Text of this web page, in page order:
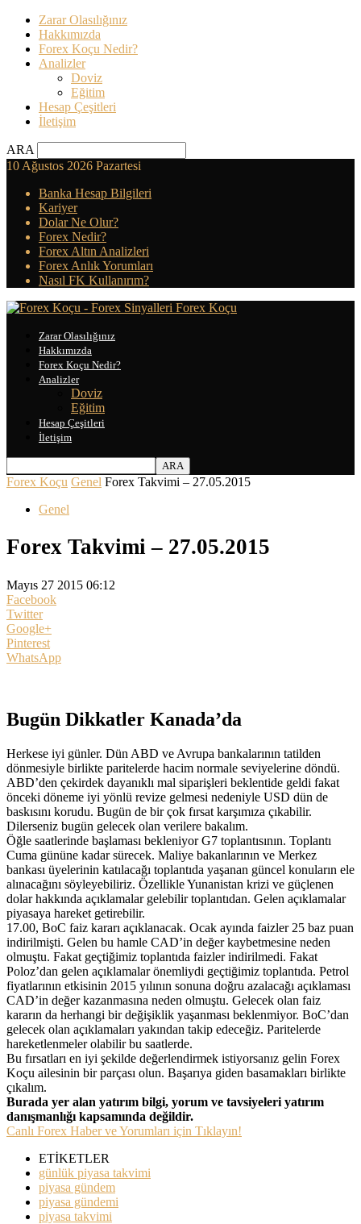
Zarar Olasılığınız
Hakkımızda
Forex Koçu Nedir?
Analizler
Doviz
Eğitim
Hesap Çeşitleri
İletişim
ARA
10 Ağustos 2026 Pazartesi
Banka Hesap Bilgileri
Kariyer
Dolar Ne Olur?
Forex Nedir?
Forex Altın Analizleri
Forex Anlık Yorumları
Nasıl FK Kullanırım?
Forex Koçu
Zarar Olasılığınız
Hakkımızda
Forex Koçu Nedir?
Analizler
Doviz
Eğitim
Hesap Çeşitleri
İletişim
Forex Koçu Genel Forex Takvimi – 27.05.2015
Genel
Forex Takvimi – 27.05.2015
Mayıs 27 2015 06:12
Facebook
Twitter
Google+
Pinterest
WhatsApp
Bugün Dikkatler Kanada’da
Herkese iyi günler. Dün ABD ve Avrupa bankalarının tatilden
dönmesiyle birlikte paritelerde hacim normale seviyelerine döndü.
ABD’den çekirdek dayanıklı mal siparişleri beklentide geldi fakat
önceki döneme iyi yönlü revize gelmesi nedeniyle USD dün de
baskısını korudu. Bugün de bir çok fırsat karşımıza çıkabilir.
Dilerseniz bugün gelecek olan verilere bakalım.
Öğle saatlerinde başlaması bekleniyor G7 toplantısının. Toplantı
Cuma gününe kadar sürecek. Maliye bakanlarının ve Merkez
bankası üyelerinin katılacağı toplantıda yaşanan güncel konuların ele
alınacağını söyleyebiliriz. Özellikle Yunanistan krizi ve güçlenen
dolar hakkında açıklamalar gelebilir toplantıdan. Gelen açıklamalar
piyasaya hareket getirebilir.
17.00, BoC faiz kararı açıklanacak. Ocak ayında faizler 25 baz puan
indirilmişti. Gelen bu hamle CAD’in değer kaybetmesine neden
olmuştu. Fakat geçtiğimiz toplantıda faizler indirilmedi. Fakat
Poloz’dan gelen açıklamalar önemliydi geçtiğimiz toplantıda. Petrol
fiyatlarının etkisinin 2015 yılının sonuna doğru azalacağı açıklaması
CAD’in değer kazanmasına neden olmuştu. Gelecek olan faiz
kararın da herhangi bir değişiklik yaşanması beklenmiyor. BoC’dan
gelecek olan açıklamaları yakından takip edeceğiz. Paritelerde
hareketlenmeler olabilir bu saatlerde.
Bu fırsatları en iyi şekilde değerlendirmek istiyorsanız gelin Forex
Koçu ailesinin bir parçası olun. Başarıya giden basamakları birlikte
çıkalım.
Burada yer alan yatırım bilgi, yorum ve tavsiyeleri yatırım
danışmanlığı kapsamında değildir.
Canlı Forex Haber ve Yorumları için Tıklayın!
ETİKETLER
günlük piyasa takvimi
piyasa gündem
piyasa gündemi
piyasa takvimi